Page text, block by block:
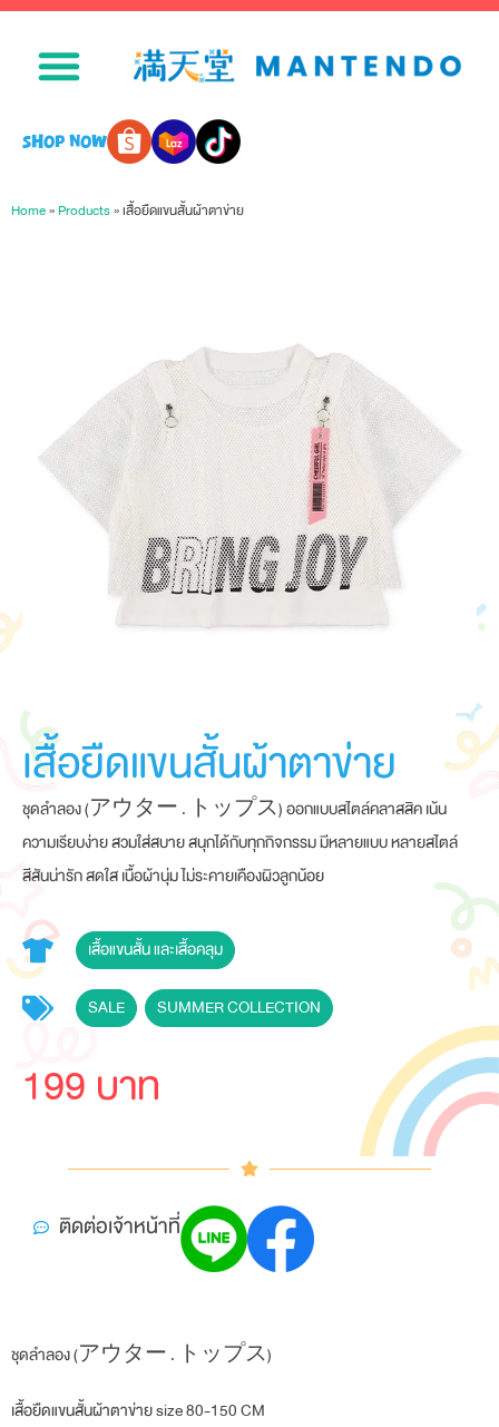
SHOP NOW
Home»Products»เสื้อยืดแขนสั้นผ้าตาข่าย
เสื้อยืดแขนสั้นผ้าตาข่าย
ชุดลำลอง (アウター . トップス) ออกแบบสไตล์คลาสสิค เน้น
ความเรียบง่าย สวมใส่สบาย สนุกได้กับทุกกิจกรรม มีหลายแบบ หลายสไตล์
สีสันน่ารัก สดใส เนื้อผ้านุ่ม ไม่ระคายเคืองผิวลูกน้อย
เสื้อแขนสั้น และเสื้อคลุม
SALE SUMMER COLLECTION
199 บาท
ติดต่อเจ้าหน้าที่
ชุดลำลอง (アウター . トップス)
เสื้อยืดแขนสั้นผ้าตาข่าย size 80-150 CM